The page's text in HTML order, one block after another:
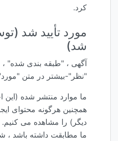
کرد.
مورد تأیید شد
شد)
آگهی ، "طبقه بندی شده"
"نظر"-بیشتر در متن
ما موارد منتشر شده (این
همچنین هرگونه محتوای
دیگر) را مشاهده می کنیم.
ما مطابقت داشته باشد ،